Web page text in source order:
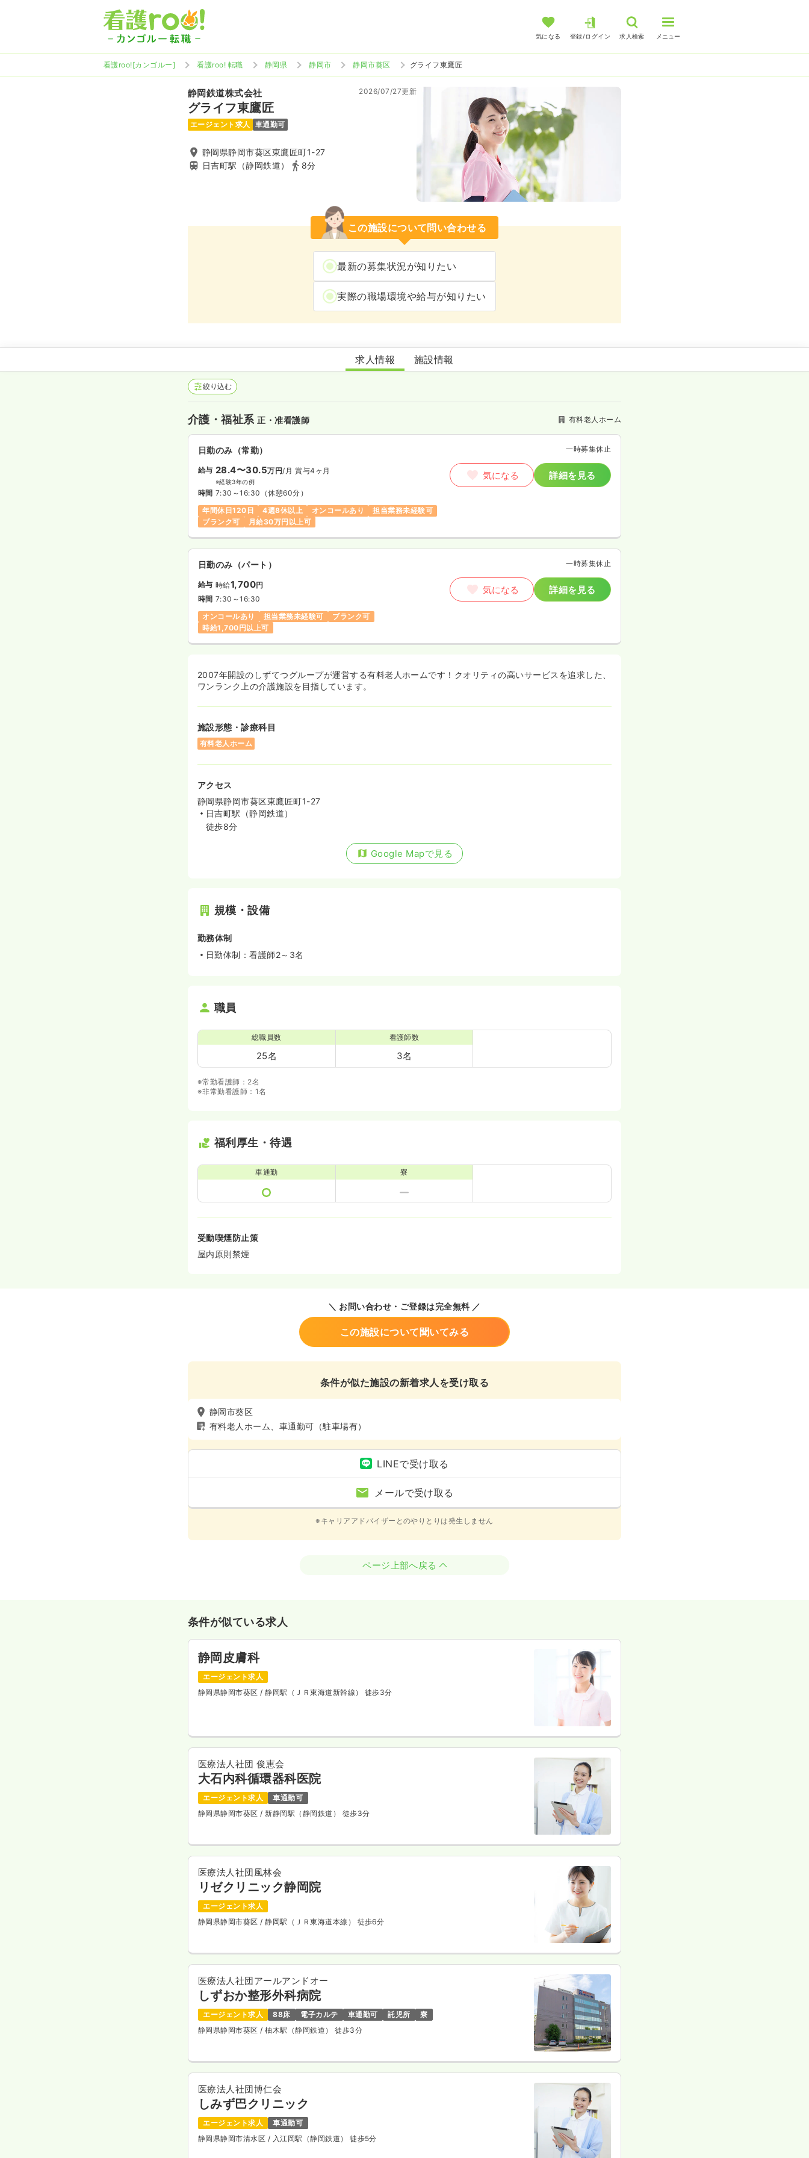
気になる 登録/ログイン 求人検索 メニュー
看護roo![カンゴルー] 看護roo! 転職 静岡県 静岡市 静岡市葵区 グライフ東鷹匠
静岡鉄道株式会社
グライフ東鷹匠
2026/07/27更新
エージェント求人 車通勤可
静岡県静岡市葵区東鷹匠町1-27
日吉町駅（静岡鉄道）
8分
この施設について問い合わせる
最新の募集状況が知りたい
実際の職場環境や給与が知りたい
グライフ東鷹匠
求人情報 施設情報
絞り込む
介護・福祉系正・准看護師 有料老人ホーム
日勤のみ（常勤） 一時募集休止
給与 28.4〜30.5万円/月 賞与4ヶ月
※経験3年の例
時間 7:30～16:30 （休憩60分）
年間休日120日
4週8休以上 オンコールあり
担当業務未経験可
ブランク可
月給30万円以上可
気になる 詳細を見る
日勤のみ（パート） 一時募集休止
給与 時給1,700円
時間 7:30～16:30
オンコールあり
担当業務未経験可
ブランク可
時給1,700円以上可
気になる 詳細を見る
2007年開設のしずてつグループが運営する有料老人ホームです！クオリティの高いサービスを追求した、
ワンランク上の介護施設を目指しています。
施設形態・診療科目
有料老人ホーム
アクセス
静岡県静岡市葵区東鷹匠町1-27
日吉町駅（静岡鉄道）
徒歩8分
Google Mapで見る
規模・設備
勤務体制
日勤体制：看護師2～3名
職員
総職員数
25名
看護師数
3名
※常勤看護師：2名
※非常勤看護師：1名
福利厚生・待遇
車通勤 寮
受動喫煙防止策
屋内原則禁煙
＼ お問い合わせ・ご登録は完全無料 ／
この施設について聞いてみる
条件が似た施設の新着求人を受け取る
静岡市葵区
有料老人ホーム、車通勤可（駐車場有）
LINEで受け取る
メールで受け取る
※キャリアアドバイザーとのやりとりは発生しません
ページ上部へ戻る
条件が似ている求人
静岡皮膚科
エージェント求人
静岡県静岡市葵区/ 静岡駅（ＪＲ東海道新幹線） 徒歩3分
医療法人社団 俊恵会
大石内科循環器科医院
エージェント求人
車通勤可
静岡県静岡市葵区/ 新静岡駅（静岡鉄道） 徒歩3分
医療法人社団風林会
リゼクリニック静岡院
エージェント求人
静岡県静岡市葵区/ 静岡駅（ＪＲ東海道本線） 徒歩6分
医療法人社団アールアンドオー
しずおか整形外科病院
エージェント求人 88床 電子カルテ 車通勤可 託児所
寮
静岡県静岡市葵区/ 柚木駅（静岡鉄道） 徒歩3分
医療法人社団博仁会
しみず巴クリニック
エージェント求人
車通勤可
静岡県静岡市清水区 / 入江岡駅（静岡鉄道） 徒歩5分